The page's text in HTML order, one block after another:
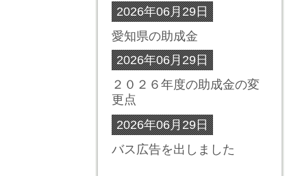
2026年06月29日
愛知県の助成金
2026年06月29日
２０２６年度の助成金の変
更点
2026年06月29日
バス広告を出しました